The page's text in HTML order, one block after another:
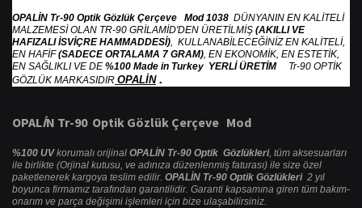
OPALİN Tr-90 Optik Gözlük Çerçeve Mod 1038 DÜNYANIN EN KALİTELİ
MALZEMESİ OLAN TR-90 GRİLAMİD'DEN ÜRETİLMİŞ (AKILLI VE
HAFIZALI İSVİÇRE HAMMADDESİ), KULLANABİLECEĞİNİZ EN KALİTELİ,
EN HAFİF(SADECE ORTALAMA 7 GRAM), EN EKONOMİK, EN ESTETİK,
EN SAĞLIKLI VE DE %100 Made in Turkey YERLİ ÜRETİMTr-90 OPTİK
GÖZLÜK MARKASIDIR OPALİN.
OPALİN Tr-90 Optik Gözlük Çerçeve Mod
%100 UVkorumalı orijinal OPALİN Tr-90 Optik Gözlükleri, tüm aksesuarları
ile birlikte (Orjinal kutusu, ve adınıza düzenlenmiş faturası) ile size özel
paketlenerek kargoya teslim edilir. OPALİN Tr-90 Optik Gözlükleri 2 yıl
boyunca firmamız tarafından garantilidir. Garanti kapsamına giren tüm bakım-
onarım ve parça değişimi işlemleri için bize ulaşabilirsiniz.